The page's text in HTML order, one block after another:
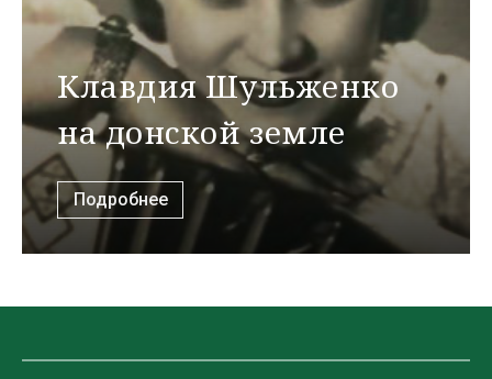
Клавдия Шульженко
на донской земле
Подробнее